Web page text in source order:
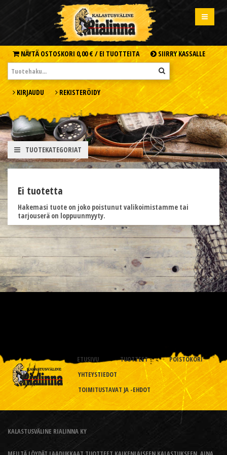
NÄYTÄ OSTOSKORI 0,00 € / EI TUOTTEITA SIIRRY KASSALLE
KIRJAUDU REKISTERÖIDY
TUOTEKATEGORIAT
Ei tuotetta
Hakemasi tuote on joko poistunut valikoimistamme tai
tarjouserä on loppuunmyyty.
ETUSIVU TUOTTEET
POISTOKORI
YHTEYSTIEDOT
TOIMITUSTAVAT JA -EHDOT
KALASTUSVÄLINE RIALINNA KY